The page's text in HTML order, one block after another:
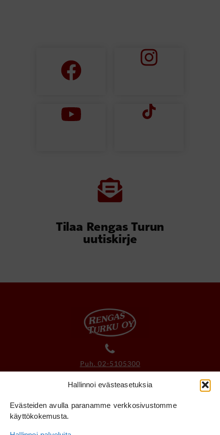
Hallinnoi evästeasetuksia
Evästeiden avulla paranamme verkkosivustomme
käyttökokemusta.
Tilaa Rengas Turun
uutiskirje
Puh. 02-5105300